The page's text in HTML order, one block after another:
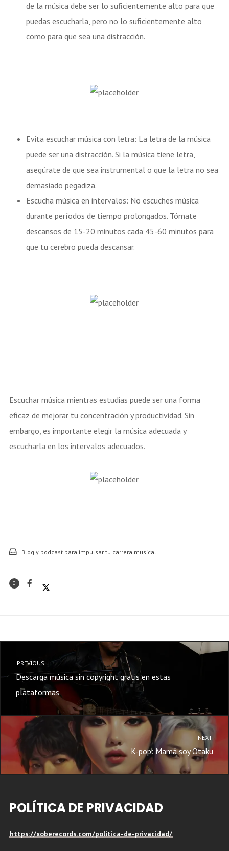
de la música debe ser lo suficientemente alto para que
puedas escucharla, pero no lo suficientemente alto
como para que sea una distracción.
Evita escuchar música con letra: La letra de la música
puede ser una distracción. Si la música tiene letra,
asegúrate de que sea instrumental o que la letra no sea
demasiado pegadiza.
Escucha música en intervalos: No escuches música
durante períodos de tiempo prolongados. Tómate
descansos de 15-20 minutos cada 45-60 minutos para
que tu cerebro pueda descansar.
Escuchar música mientras estudias puede ser una forma
eficaz de mejorar tu concentración y productividad. Sin
embargo, es importante elegir la música adecuada y
escucharla en los intervalos adecuados.
Blog y podcast para impulsar tu carrera musical
0
PREVIOUS
Descarga música sin copyright gratis en estas
plataformas
NEXT
K-pop: Mamá soy Otaku
POLÍTICA DE PRIVACIDAD
https://xoberecords.com/politica-de-privacidad/